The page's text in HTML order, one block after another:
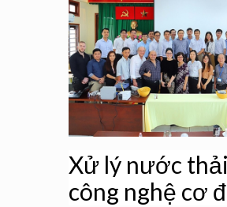
Xử lý nước
công nghệ cơ